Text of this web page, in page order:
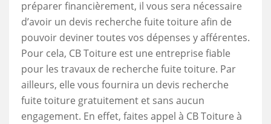
préparer financièrement, il vous sera nécessaire
d’avoir un devis recherche fuite toiture afin de
pouvoir deviner toutes vos dépenses y afférentes.
Pour cela, CB Toiture est une entreprise fiable
pour les travaux de recherche fuite toiture. Par
ailleurs, elle vous fournira un devis recherche
fuite toiture gratuitement et sans aucun
engagement. En effet, faites appel à CB Toiture à